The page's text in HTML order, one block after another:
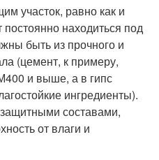
участок, равно как и
находиться под
быть из прочного и
(цемент, к примеру,
и выше, а в гипс
ингредиенты).
составами,
от влаги и